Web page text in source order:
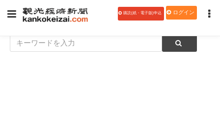
購読(紙・電子版)申込 ログイン